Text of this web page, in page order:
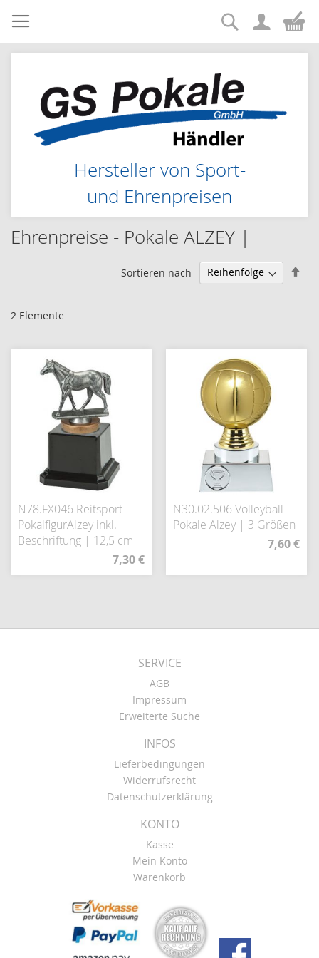
Zum
Inhalt
springen
Hersteller von Sport-
und Ehrenpreisen
Suche
Ehrenpreise - Pokale ALZEY |
2 Elemente
Sortieren nach
N78.FX046 Reitsport
PokalfigurAlzey inkl.
Beschriftung | 12,5 cm
7,30 €
N30.02.506 Volleyball
Pokale Alzey | 3 Größen
7,60 €
SERVICE
AGB
Impressum
Erweiterte Suche
INFOS
Lieferbedingungen
Widerrufsrecht
Datenschutzerklärung
KONTO
Kasse
Mein Konto
Warenkorb